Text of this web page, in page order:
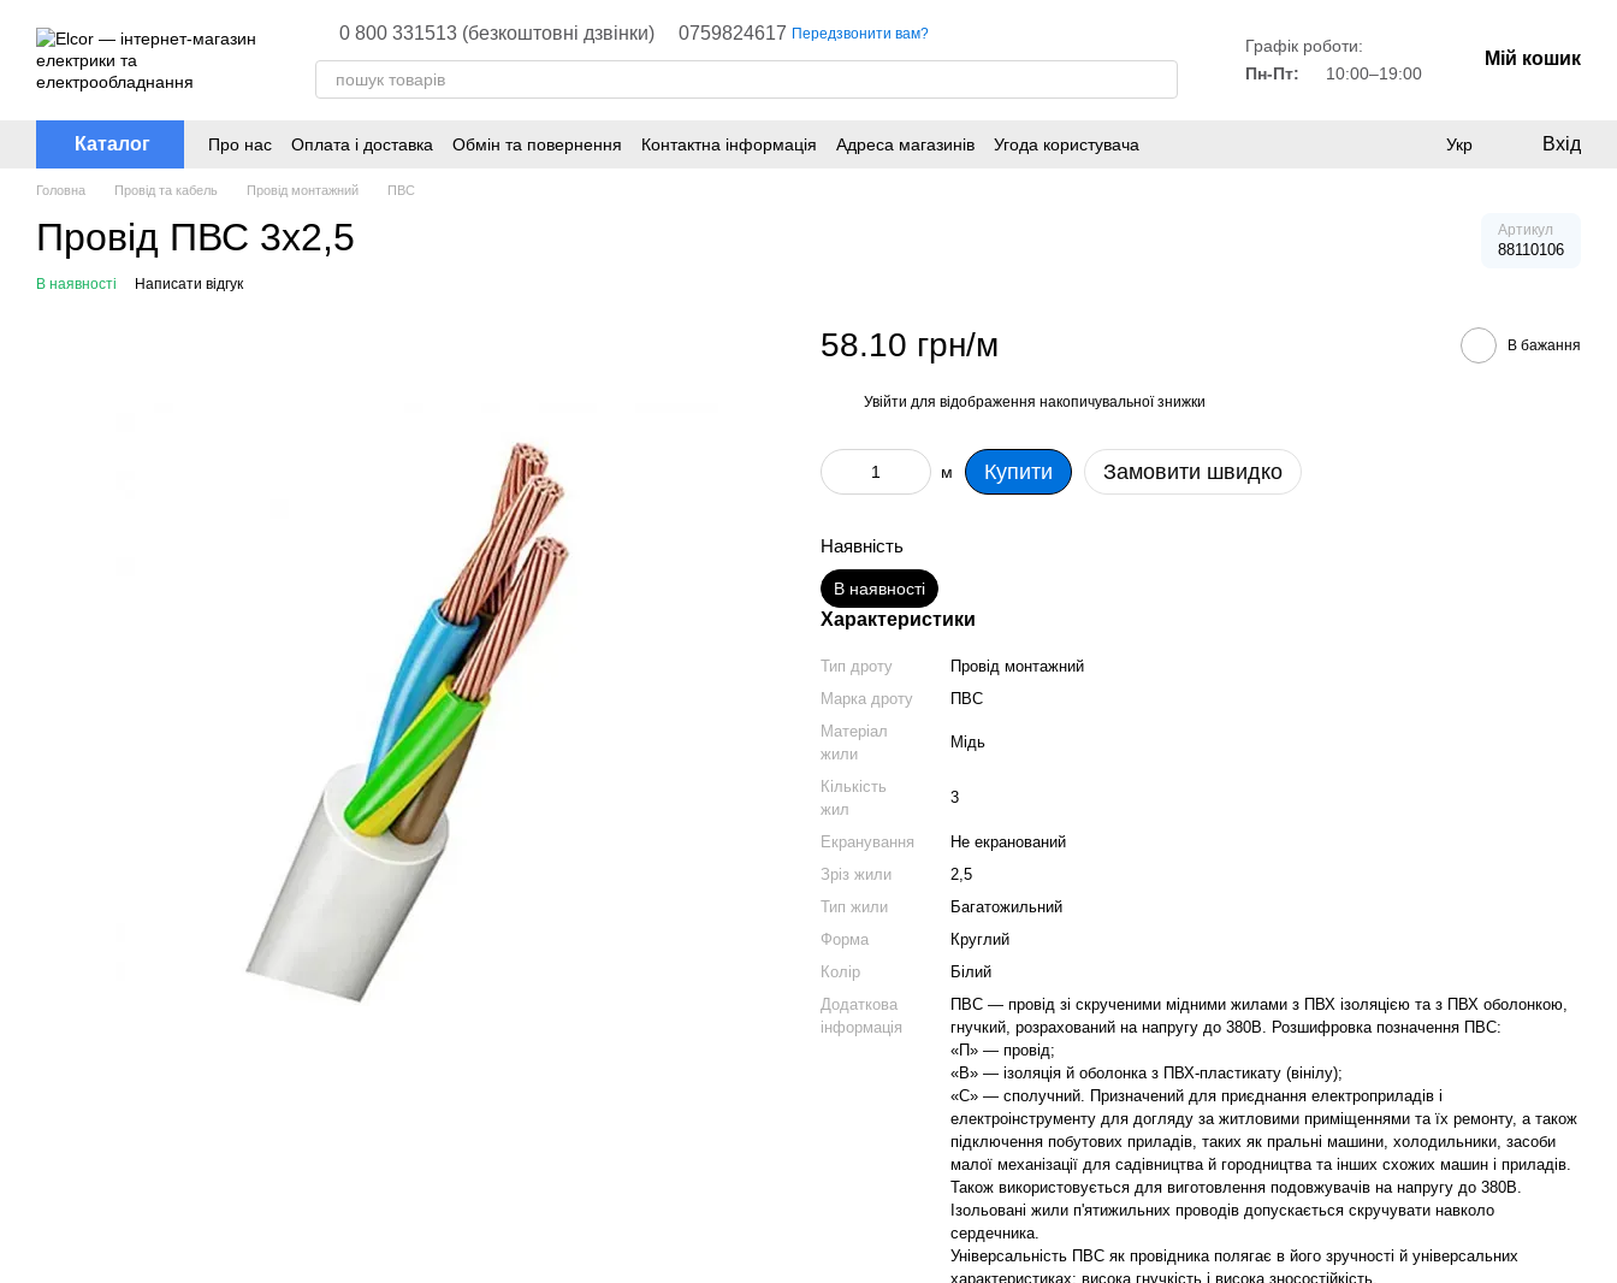
0 800 331513 (безкоштовні дзвінки) 0759824617 Передзвонити вам?
Графік роботи:
Пн-Пт:
10:00–19:00
Мій кошик
Каталог Про нас Оплата і доставка Обмін та повернення Контактна інформація Адреса магазинів Угода користувача Укр Вхід
Головна Провід та кабель Провід монтажний ПВС
Провід ПВС 3х2,5 Артикул
88110106
В наявності Написати відгук
58.10 грн/м В бажання
Увійти для відображення накопичувальної знижки
м Купити Замовити швидко
Наявність
В наявності
Характеристики
Тип дроту
Провід монтажний
Марка дроту
ПВС
Матеріал
жили
Мідь
Кількість
жил
3
Екранування
Не екранований
Зріз жили
2,5
Тип жили
Багатожильний
Форма
Круглий
Колір
Білий
Додаткова
інформація
ПВС — провід зі скрученими мідними жилами з ПВХ ізоляцією та з ПВХ оболонкою,
гнучкий, розрахований на напругу до 380В. Розшифровка позначення ПВС:
«П» — провід;
«В» — ізоляція й оболонка з ПВХ-пластикату (вінілу);
«С» — сполучний. Призначений для приєднання електроприладів і
електроінструменту для догляду за житловими приміщеннями та їх ремонту, а також
підключення побутових приладів, таких як пральні машини, холодильники, засоби
малої механізації для садівництва й городництва та інших схожих машин і приладів.
Також використовується для виготовлення подовжувачів на напругу до 380В.
Ізольовані жили п'ятижильних проводів допускається скручувати навколо
сердечника.
Універсальність ПВС як провідника полягає в його зручності й універсальних
характеристиках: висока гнучкість і висока зносостійкість.